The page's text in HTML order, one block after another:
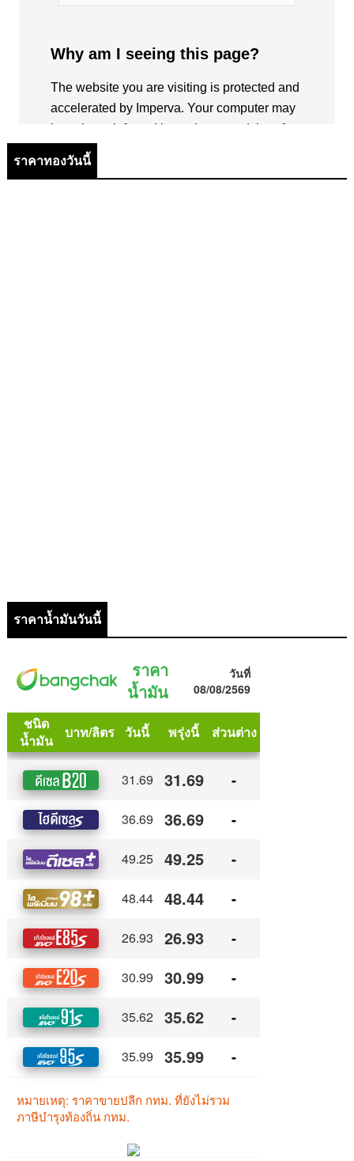
ราคาทองวันนี้
ราคาน้ำมันวันนี้